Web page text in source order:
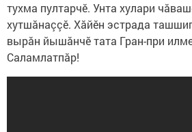
тухма пултарчӗ. Унта хулари
хутшăнаççӗ. Хăйӗн эстрада
вырăн йышăнчӗ тата Гран-при
Саламлатпăр!